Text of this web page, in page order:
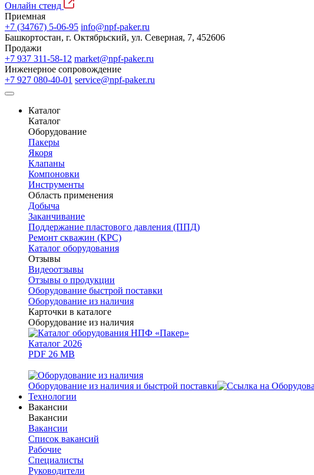
Онлайн стенд
Приемная
+7 (34767) 5-06-95 info@npf-paker.ru
Башкортостан, г. Октябрьский, ул. Северная, 7, 452606
Продажи
+7 937 311-58-12 market@npf-paker.ru
Инженерное сопровождение
+7 927 080-40-01 service@npf-paker.ru
Каталог
Каталог
Оборудование
Пакеры
Якоря
Клапаны
Компоновки
Инструменты
Область применения
Добыча
Заканчивание
Поддержание пластового давления (ППД)
Ремонт скважин (КРС)
Каталог оборудования
Отзывы
Видеоотзывы
Отзывы о продукции
Оборудование быстрой поставки
Оборудование из наличия
Карточки в каталоге
Оборудование из наличия
Каталог 2026
PDF 26 MB
Оборудование из наличия и быстрой поставки
Технологии
Вакансии
Вакансии
Вакансии
Список вакансий
Рабочие
Специалисты
Руководители